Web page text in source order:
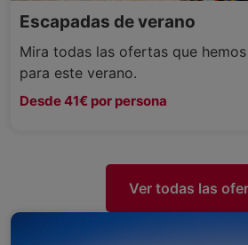
Escapadas de verano
Mira todas las ofertas que
para este verano.
Desde 41€ por persona
Ver todas las